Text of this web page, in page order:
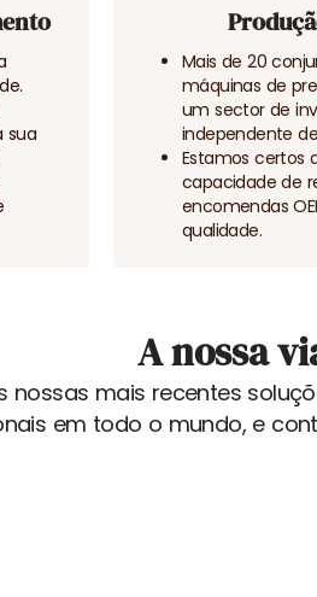
sua
Mais de 20
máquinas de
um sector de
independente
Estamos certos
capacidade de
encomendas
qualidade.
A nossa
nossas mais recentes
em todo o mundo, e